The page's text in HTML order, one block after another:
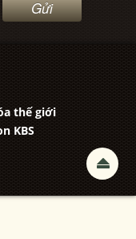
thế giới
KBS